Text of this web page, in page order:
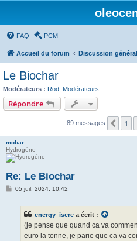
FAQ PCM
Accueil du forum Discussion
Le Biochar
Modérateurs : Rod Modérateurs
Répondre
89 messages 1
mobar
Hydrogène
Re: Le Biochar
M05 juil. 2024, 10:42
energy_isere a écrit :
(je pense que quand ca va
euro la tonne, je parie que ca va